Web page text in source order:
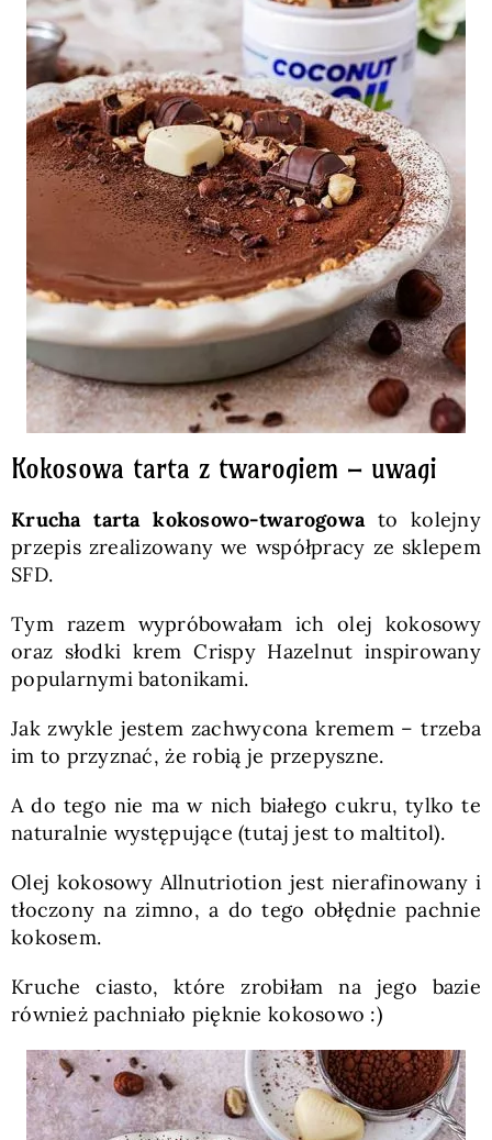
Kokosowa tarta z twarogiem – uwagi
Krucha tarta kokosowo-twarogowato kolejny
przepis zrealizowany we współpracy ze sklepem
SFD.
Tym razem wypróbowałam ich olej kokosowy
oraz słodki krem Crispy Hazelnut inspirowany
popularnymi batonikami.
Jak zwykle jestem zachwycona kremem – trzeba
im to przyznać, że robią je przepyszne.
A do tego nie ma w nich białego cukru, tylko te
naturalnie występujące (tutaj jest to maltitol).
Olej kokosowy Allnutriotion jest nierafinowany i
tłoczony na zimno, a do tego obłędnie pachnie
kokosem.
Kruche ciasto, które zrobiłam na jego bazie
również pachniało pięknie kokosowo :)